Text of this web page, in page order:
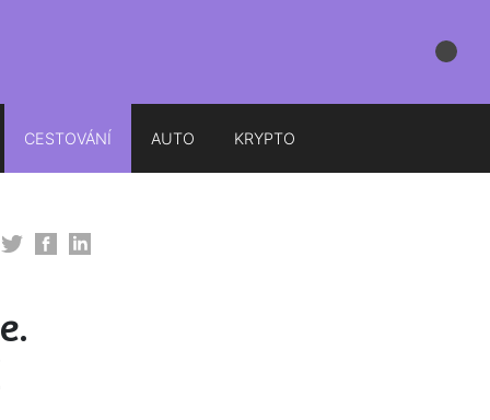
CESTOVÁNÍ AUTO KRYPTO